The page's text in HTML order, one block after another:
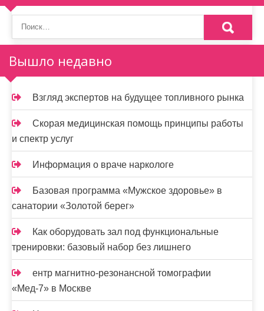
о
з
а
п
и
с
я
м
Вышло недавно
Взгляд экспертов на будущее топливного рынка
Скорая медицинская помощь принципы работы
и спектр услуг
Информация о враче наркологе
Базовая программа «Мужское здоровье» в
санатории «Золотой берег»
Как оборудовать зал под функциональные
тренировки: базовый набор без лишнего
ентр магнитно-резонансной томографии
«Мед-7» в Москве